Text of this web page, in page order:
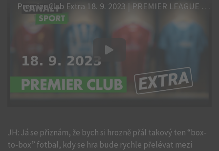
Premier Club Extra 18. 9. 2023 | PREMIER LEAGUE | CANAL+ Sport
JH: Já se přiznám, že bych si hrozně přál takový ten “box-
to-box” fotbal, kdy se hra bude rychle přelévat mezi